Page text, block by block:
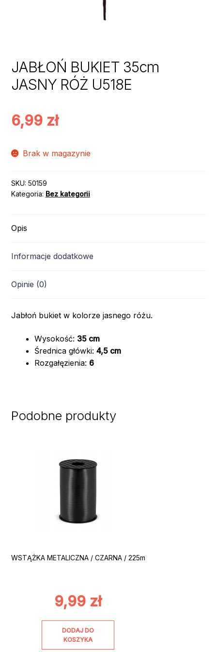
JABŁOŃ BUKIET 35cm
JASNY RÓŻ U518E
6,99 zł
Brak w magazynie
SKU: 50159
Kategoria: Bez kategorii
Opis
Informacje dodatkowe
Opinie (0)
Jabłoń bukiet w kolorze jasnego różu.
Wysokość: 35 cm
Średnica główki: 4,5 cm
Rozgałęzienia: 6
Podobne produkty
WSTĄŻKA METALICZNA / CZARNA / 225m
9,99 zł
DODAJ DO
KOSZYKA